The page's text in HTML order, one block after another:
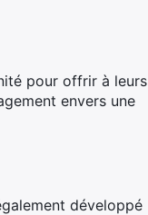
pour offrir à leurs
envers une
développé